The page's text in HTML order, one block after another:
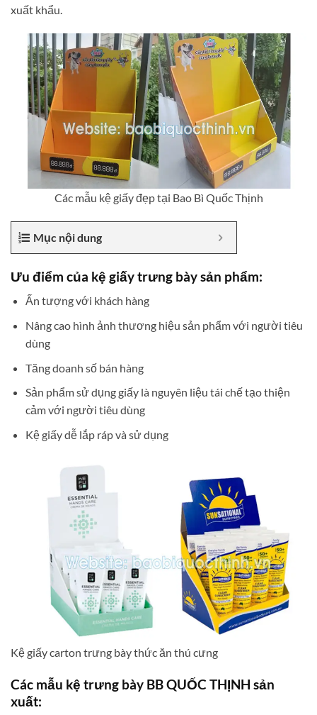
xuất khẩu.
Các mẫu kệ giấy đẹp tại Bao Bì Quốc Thịnh
Mục nội dung
Ưu điểm của kệ giấy trưng bày sản phẩm:
Ấn tượng với khách hàng
Nâng cao hình ảnh thương hiệu sản phẩm với người tiêu
dùng
Tăng doanh số bán hàng
Sản phẩm sử dụng giấy là nguyên liệu tái chế tạo thiện
cảm với người tiêu dùng
Kệ giấy dễ lắp ráp và sử dụng
Kệ giấy carton trưng bày thức ăn thú cưng
Các mẫu kệ trưng bày BB QUỐC THỊNH sản
xuất: